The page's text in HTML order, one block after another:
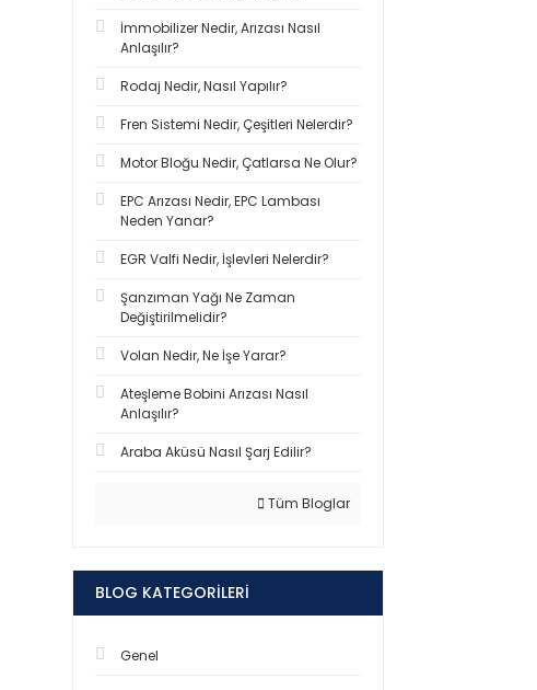
İmmobilizer Nedir, Arızası Nasıl
Anlaşılır?
Rodaj Nedir, Nasıl Yapılır?
Fren Sistemi Nedir, Çeşitleri Nelerdir?
Motor Bloğu Nedir, Çatlarsa Ne Olur?
EPC Arızası Nedir, EPC Lambası
Neden Yanar?
EGR Valfi Nedir, İşlevleri Nelerdir?
Şanzıman Yağı Ne Zaman
Değiştirilmelidir?
Volan Nedir, Ne İşe Yarar?
Ateşleme Bobini Arızası Nasıl
Anlaşılır?
Araba Aküsü Nasıl Şarj Edilir?
Tüm Bloglar
BLOG KATEGORILERI
Genel